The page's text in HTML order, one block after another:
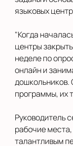
языковых
"Когда
центры
неделе по
онлайн и
дошкольников.
программы, их
Руководитель
рабочие
талантливым